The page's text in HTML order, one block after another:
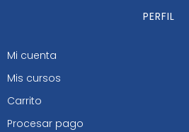
PERFIL
Mi cuenta
Mis cursos
Carrito
Procesar pago